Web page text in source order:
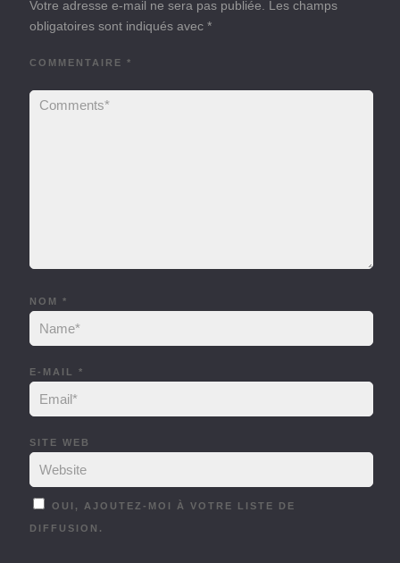
Votre adresse e-mail ne sera pas publiée.
Les champs
obligatoires sont indiqués avec *
COMMENTAIRE *
NOM *
E-MAIL *
SITE WEB
OUI, AJOUTEZ-MOI À VOTRE LISTE DE
DIFFUSION.